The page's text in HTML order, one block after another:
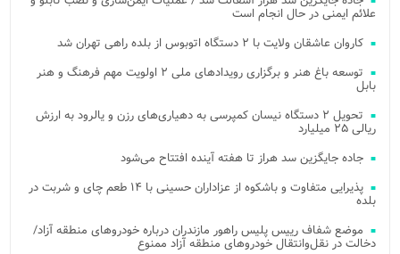
علائم ایمنی در حال انجام است
کاروان عاشقان ولایت با ۲ دستگاه اتوبوس از بلده راهی تهران شد
توسعه باغ هنر و برگزاری رویدادهای ملی ۲ اولویت مهم فرهنگ و هنر
بابل
تحویل ۲ دستگاه نیسان کمپرسی به دهیاری‌های رزن و یالرود به ارزش
ریالی ۲۵ میلیارد
جاده جایگزین سد هراز تا هفته آینده افتتاح می‌شود
پذیرایی متفاوت و باشکوه از عزاداران حسینی با ۱۴ طعم چای و شربت در
بلده
موضع شفاف رییس پلیس راهور مازندران درباره خودروهای منطقه آزاد/
دخالت در نقل‌وانتقال خودروهای منطقه آزاد ممنوع